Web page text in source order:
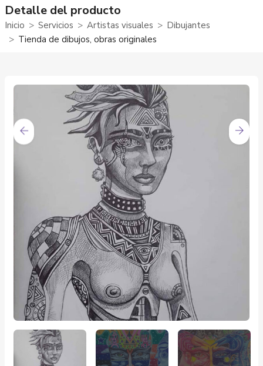
Detalle del producto
Inicio Servicios Artistas visuales
Dibujantes
Tienda de dibujos, obras originales